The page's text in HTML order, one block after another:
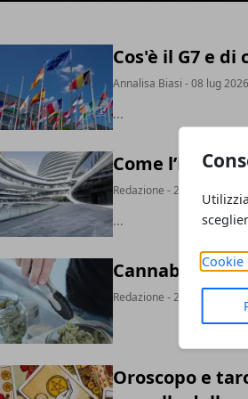
Cookie
Cos'è il G7 e di
Annalisa Biasi - 08 lug 2026
...
Come
Redazione - 23 gen 2026
...
Cannabis per
Redazione - 20 mag 2025
Oroscopo e